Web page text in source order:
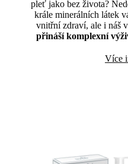
pleť jako bez života?
krále minerálních látek
vnitřní zdraví, ale i náš
přináší komplexní
Více